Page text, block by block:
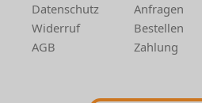
Datenschutz
Widerruf
AGB
Anfragen
Bestellen
Zahlung